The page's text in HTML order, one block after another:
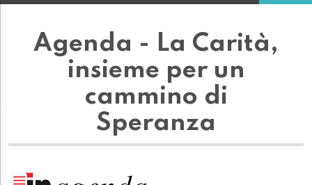
Agenda - La Carità,
insieme per un
cammino di
Speranza